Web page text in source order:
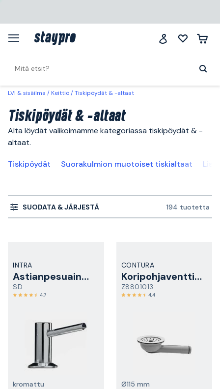
LVI & sisäilma Keittiö Tiskipöydät & -altaat
Tiskipöydät & -altaat
Alta löydät valikoimamme kategoriassa tiskipöydät & -
altaat.
Tiskipöydät Suorakulmion muotoiset tiskialtaat
SUODATA & JÄRJESTÄ 194 tuotetta
INTRA
Astianpesuainepumppu
SD
4,7
kromattu
CONTURA
Koripohjaventtiilin varsi
Z8801013
4,4
Ø115 mm